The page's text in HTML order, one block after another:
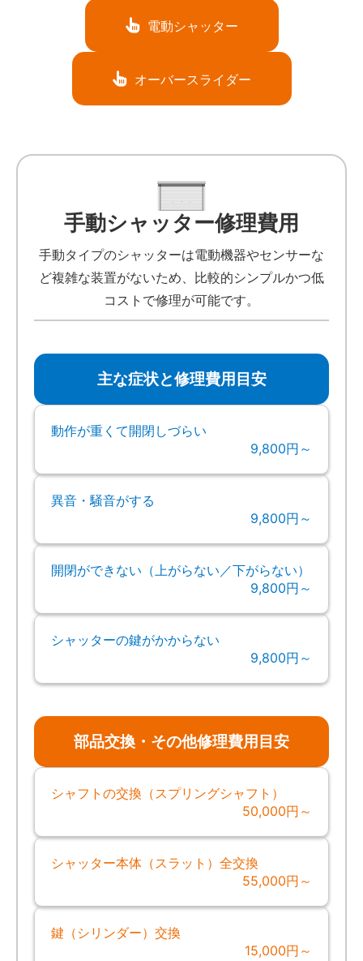
電動シャッター
オーバースライダー
手動シャッター修理費用
手動タイプのシャッターは電動機器やセンサーな
ど複雑な装置がないため、比較的シンプルかつ低
コストで修理が可能です。
主な症状と修理費用目安
動作が重くて開閉しづらい
9,800円～
異音・騒音がする
9,800円～
開閉ができない（上がらない／下がらない）
9,800円～
シャッターの鍵がかからない
9,800円～
部品交換・その他修理費用目安
シャフトの交換（スプリングシャフト）
50,000円～
シャッター本体（スラット）全交換
55,000円～
鍵（シリンダー）交換
15,000円～